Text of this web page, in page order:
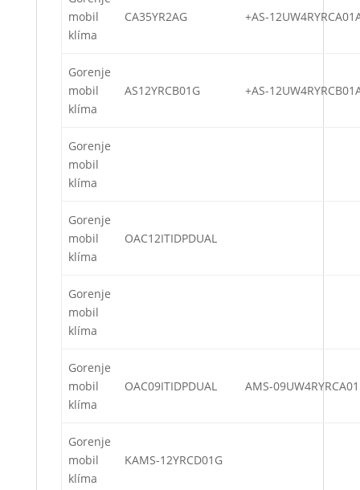
mobil
klíma
CA35YR2AG +AS-
Gorenje
mobil
klíma
AS12YRCB01G +AS-
Gorenje
mobil
klíma
Gorenje
mobil
klíma
OAC12ITIDPDUAL
Gorenje
mobil
klíma
Gorenje
mobil
klíma
OAC09ITIDPDUAL AMS-09UW4RYRCA01
Gorenje
mobil
klíma
KAMS-12YRCD01G